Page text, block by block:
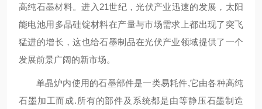
高纯石墨材料。进入21世纪，光伏产业迅速的发展，太阳
能电池用多晶硅锭材料在产量与市场需求上都出现了突飞
猛进的增长，这也给石墨制品在光伏产业领域提供了一个
发展前景广阔的新市场。
单晶炉内使用的石墨部件是一类易耗件,它由各种高纯
石墨加工而成.所有的部件及系统都是由等静压石墨制造